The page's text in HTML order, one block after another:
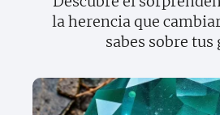
la herencia que
sabes sobre tus